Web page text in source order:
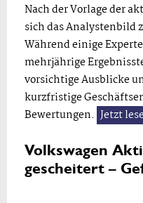
Nach der Vorlage der
sich das Analystenbild
Während einige
mehrjährige
vorsichtige Ausblicke
kurzfristige
Bewertungen. Jetzt
Volkswagen
gescheitert –